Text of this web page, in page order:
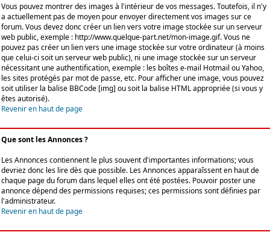
Vous pouvez montrer des images à l'intérieur de vos messages. Toutefois, il n'y
a actuellement pas de moyen pour envoyer directement vos images sur ce
forum. Vous devez donc créer un lien vers votre image stockée sur un serveur
web public, exemple : http://www.quelque-part.net/mon-image.gif. Vous ne
pouvez pas créer un lien vers une image stockée sur votre ordinateur (à moins
que celui-ci soit un serveur web public), ni une image stockée sur un serveur
nécessitant une authentification, exemple : les boîtes e-mail Hotmail ou Yahoo,
les sites protégés par mot de passe, etc. Pour afficher une image, vous pouvez
soit utiliser la balise BBCode [img] ou soit la balise HTML appropriée (si vous y
êtes autorisé).
Revenir en haut de page
Que sont les Annonces ?
Les Annonces contiennent le plus souvent d'importantes informations; vous
devriez donc les lire dès que possible. Les Annonces apparaîssent en haut de
chaque page du forum dans lequel elles ont été postées. Pouvoir poster une
annonce dépend des permissions requises; ces permissions sont définies par
l'administrateur.
Revenir en haut de page